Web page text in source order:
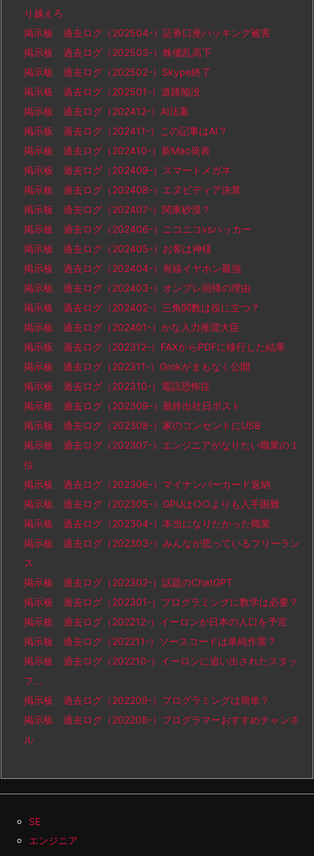
り越えろ
掲示板 過去ログ（202504-）証券口座ハッキング被害
掲示板 過去ログ（202503-）株価乱高下
掲示板 過去ログ（202502-）Skype終了
掲示板 過去ログ（202501-）道路陥没
掲示板 過去ログ（202412-）AI法案
掲示板 過去ログ（202411-）この記事はAI？
掲示板 過去ログ（202410-）新Mac発表
掲示板 過去ログ（202409-）スマートメガネ
掲示板 過去ログ（202408-）エヌビディア決算
掲示板 過去ログ（202407-）関東砂漠？
掲示板 過去ログ（202406-）ニコニコvsハッカー
掲示板 過去ログ（202405-）お客は神様
掲示板 過去ログ（202404-）有線イヤホン最強
掲示板 過去ログ（202403-）オンプレ回帰の理由
掲示板 過去ログ（202402-）三角関数は役に立つ？
掲示板 過去ログ（202401-）かな入力推奨大臣
掲示板 過去ログ（202312-）FAXからPDFに移行した結果
掲示板 過去ログ（202311-）Grokがまもなく公開
掲示板 過去ログ（202310-）電話恐怖症
掲示板 過去ログ（202309-）最終出社日ポスト
掲示板 過去ログ（202308-）家のコンセントにUSB
掲示板 過去ログ（202307-）エンジニアがなりたい職業の１
位
掲示板 過去ログ（202306-）マイナンバーカード返納
掲示板 過去ログ（202305-）GPUは○○よりも入手困難
掲示板 過去ログ（202304-）本当になりたかった職業
掲示板 過去ログ（202303-）みんなが思っているフリーラン
ス
掲示板 過去ログ（202302-）話題のChatGPT
掲示板 過去ログ（202301-）プログラミングに数学は必要？
掲示板 過去ログ（202212-）イーロンが日本の人口を予言
掲示板 過去ログ（202211-）ソースコードは単純作業？
掲示板 過去ログ（202210-）イーロンに追い出されたスタッ
フ…
掲示板 過去ログ（202209-）プログラミングは簡単？
掲示板 過去ログ（202208-）プログラマーおすすめチャンネ
ル
SE
エンジニア